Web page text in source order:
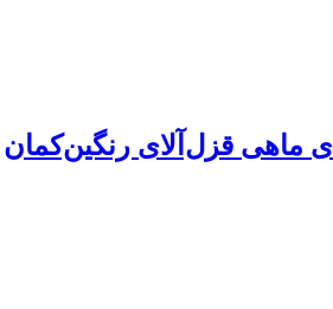
ماهی قزل‌آلای رنگین‌کمان